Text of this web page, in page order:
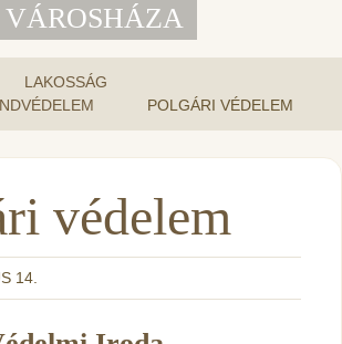
VÁROSHÁZA
LAKOSSÁG
POLGÁRI VÉDELEM
védelem
14.